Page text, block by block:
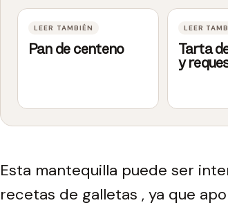
Pan de centeno
Tarta
y
Esta mantequilla puede ser
recetas de galletas , ya que